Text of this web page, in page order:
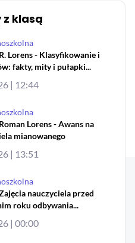
z klasą
Lorens - Klasyfikowanie i
fakty, mity i pułapki...
| 12:44
Lorens - Awans na
mianowanego
| 13:51
nauczyciela przed
roku odbywania...
| 00:00